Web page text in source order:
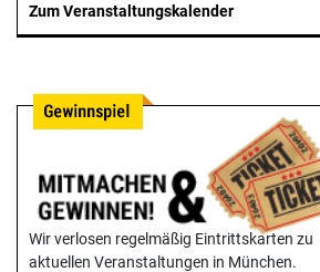
Zum Veranstaltungskalender
Wir verlosen regelmäßig Eintrittskarten zu
aktuellen Veranstaltungen in München.